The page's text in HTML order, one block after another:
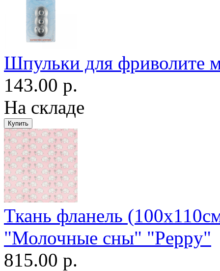
Шпульки для фриволите
143.00 р.
На складе
Ткань фланель
"Молочные сны" "Peppy"
815.00 р.